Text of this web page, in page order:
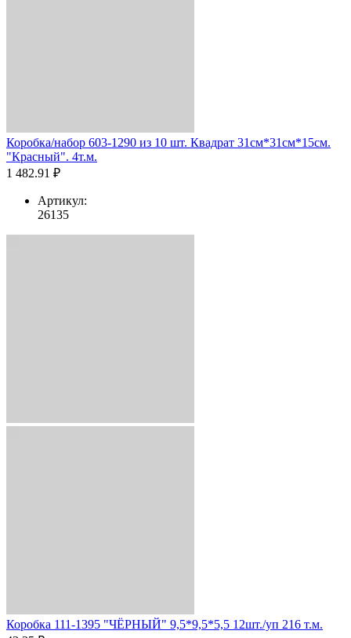
Коробка/набор 603-1290 из 10 шт. Квадрат 31см*31см*15см.
"Красный". 4т.м.
1 482.91 ₽
Артикул:
26135
Коробка 111-1395 "ЧЁРНЫЙ" 9,5*9,5*5,5 12шт./уп 216 т.м.